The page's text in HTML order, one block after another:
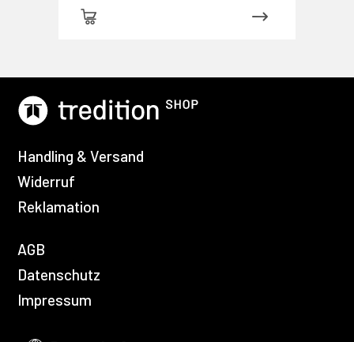
Handling & Versand
Widerruf
Reklamation
AGB
Datenschutz
Impressum